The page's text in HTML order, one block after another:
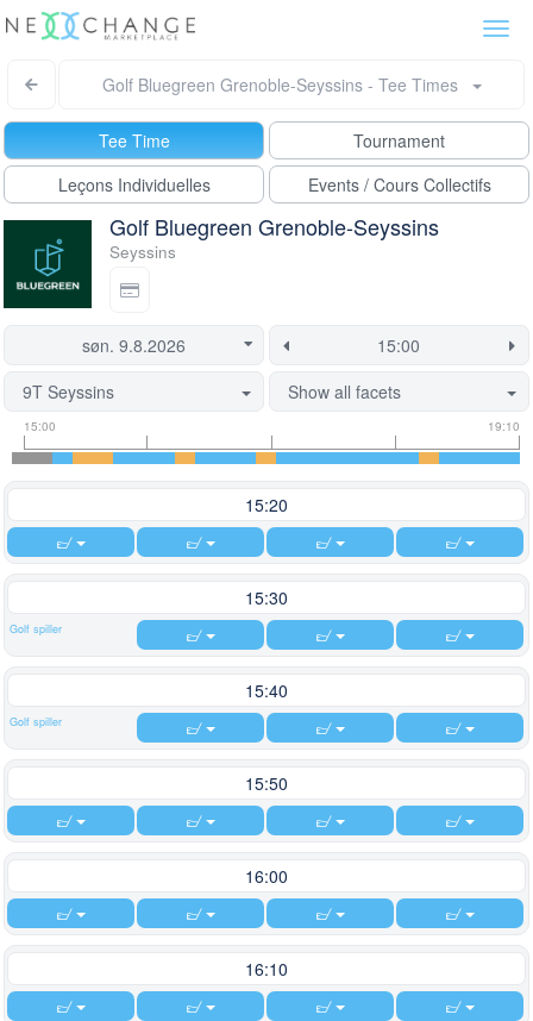
Golf Bluegreen Grenoble-Seyssins - Tee Times
Tee Time
Tournament
Leçons Individuelles
Events / Cours Collectifs
Golf Bluegreen Grenoble-Seyssins
Seyssins
9T Seyssins
Show all facets
Tee
time
Flight
slot
This
start
currently
locked.
15:00 19:10
15:20
15:30
Golf spiller
15:40
Golf spiller
15:50
16:00
16:10